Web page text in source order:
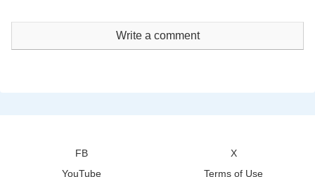
Write a comment
FB
X
YouTube
Terms of Use